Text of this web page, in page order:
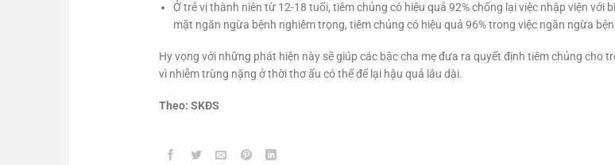
Ở trẻ vị thành niên từ 12-18 tuổi, tiêm chủng có hiệu quả 92% chống lại việc nhập viện với
mặt ngăn ngừa bệnh nghiêm trọng, tiêm chủng có hiệu quả 96% trong việc ngăn ngừa
Hy vọng với những phát hiện này sẽ giúp các bậc cha mẹ đưa ra quyết định tiêm chủng cho
vì nhiễm trùng nặng ở thời thơ ấu có thể để lại hậu quả lâu dài.
Theo: SKĐS